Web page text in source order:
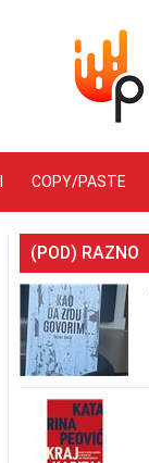
COPY/PASTE
(POD) RAZNO